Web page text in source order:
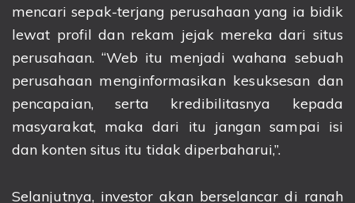
mencari sepak-terjang perusahaan yang ia bidik
lewat profil dan rekam jejak mereka dari situs
perusahaan. “Web itu menjadi wahana sebuah
perusahaan menginformasikan kesuksesan dan
pencapaian, serta kredibilitasnya kepada
masyarakat, maka dari itu jangan sampai isi
dan konten situs itu tidak diperbaharui,”.
Selanjutnya, investor akan berselancar di ranah